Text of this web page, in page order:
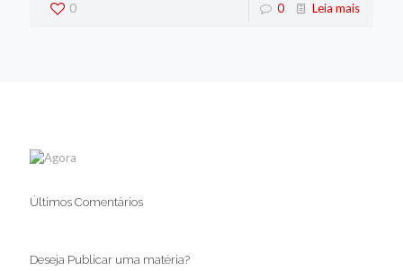
0 0 Leia mais
Últimos Comentários
Deseja Publicar uma matéria?